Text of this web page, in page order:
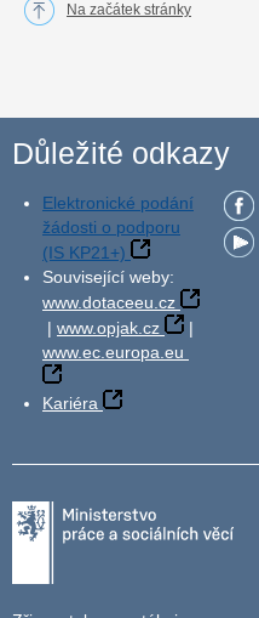
Na začátek stránky
Důležité odkazy
Elektronické podání
žádosti o podporu
(IS KP21+)
Související weby:
www.dotaceeu.cz
| www.opjak.cz
|
www.ec.europa.eu
Kariéra